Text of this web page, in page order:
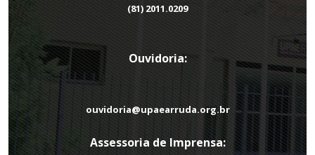
(81) 2011.0209
Ouvidoria:
ouvidoria@upaearruda.org.br
Assessoria de Imprensa: